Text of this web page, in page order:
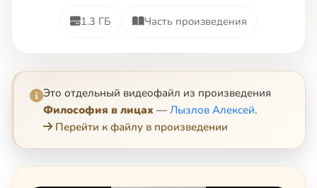
1.3 ГБ Часть произведения
Это отдельный видеофайл из произведения
Философия в лицах — Лызлов Алексей.
Перейти к файлу в произведении